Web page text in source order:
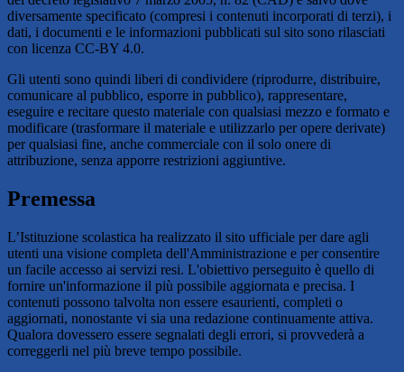
diversamente specificato (compresi i contenuti incorporati di terzi), i
dati, i documenti e le informazioni pubblicati sul sito sono rilasciati
con licenza CC-BY 4.0.
Gli utenti sono quindi liberi di condividere (riprodurre, distribuire,
comunicare al pubblico, esporre in pubblico), rappresentare,
eseguire e recitare questo materiale con qualsiasi mezzo e formato e
modificare (trasformare il materiale e utilizzarlo per opere derivate)
per qualsiasi fine, anche commerciale con il solo onere di
attribuzione, senza apporre restrizioni aggiuntive.
Premessa
L’Istituzione scolastica ha realizzato il sito ufficiale per dare agli
utenti una visione completa dell'Amministrazione e per consentire
un facile accesso ai servizi resi. L'obiettivo perseguito è quello di
fornire un'informazione il più possibile aggiornata e precisa. I
contenuti possono talvolta non essere esaurienti, completi o
aggiornati, nonostante vi sia una redazione continuamente attiva.
Qualora dovessero essere segnalati degli errori, si provvederà a
correggerli nel più breve tempo possibile.